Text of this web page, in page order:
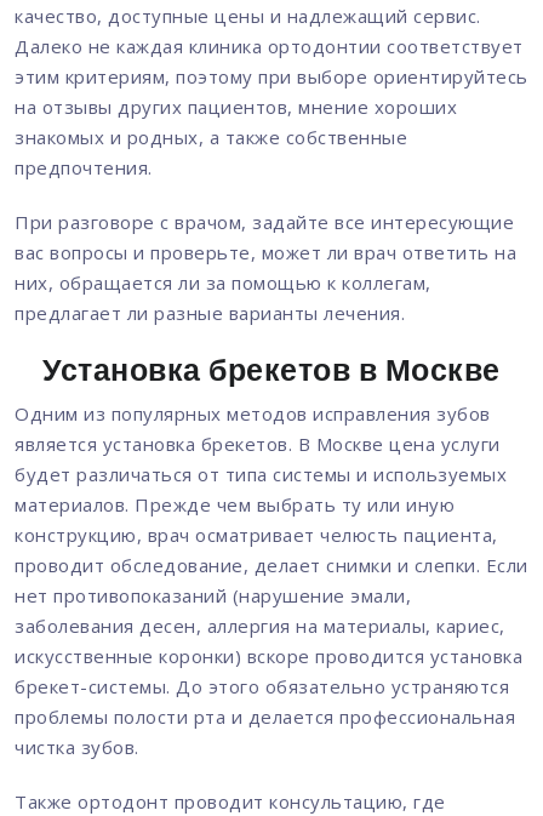
качество, доступные цены и надлежащий сервис.
Далеко не каждая клиника ортодонтии соответствует
этим критериям, поэтому при выборе ориентируйтесь
на отзывы других пациентов, мнение хороших
знакомых и родных, а также собственные
предпочтения.
При разговоре с врачом, задайте все интересующие
вас вопросы и проверьте, может ли врач ответить на
них, обращается ли за помощью к коллегам,
предлагает ли разные варианты лечения.
Установка брекетов в Москве
Одним из популярных методов исправления зубов
является установка брекетов. В Москве цена услуги
будет различаться от типа системы и используемых
материалов. Прежде чем выбрать ту или иную
конструкцию, врач осматривает челюсть пациента,
проводит обследование, делает снимки и слепки. Если
нет противопоказаний (нарушение эмали,
заболевания десен, аллергия на материалы, кариес,
искусственные коронки) вскоре проводится установка
брекет-системы. До этого обязательно устраняются
проблемы полости рта и делается профессиональная
чистка зубов.
Также ортодонт проводит консультацию, где